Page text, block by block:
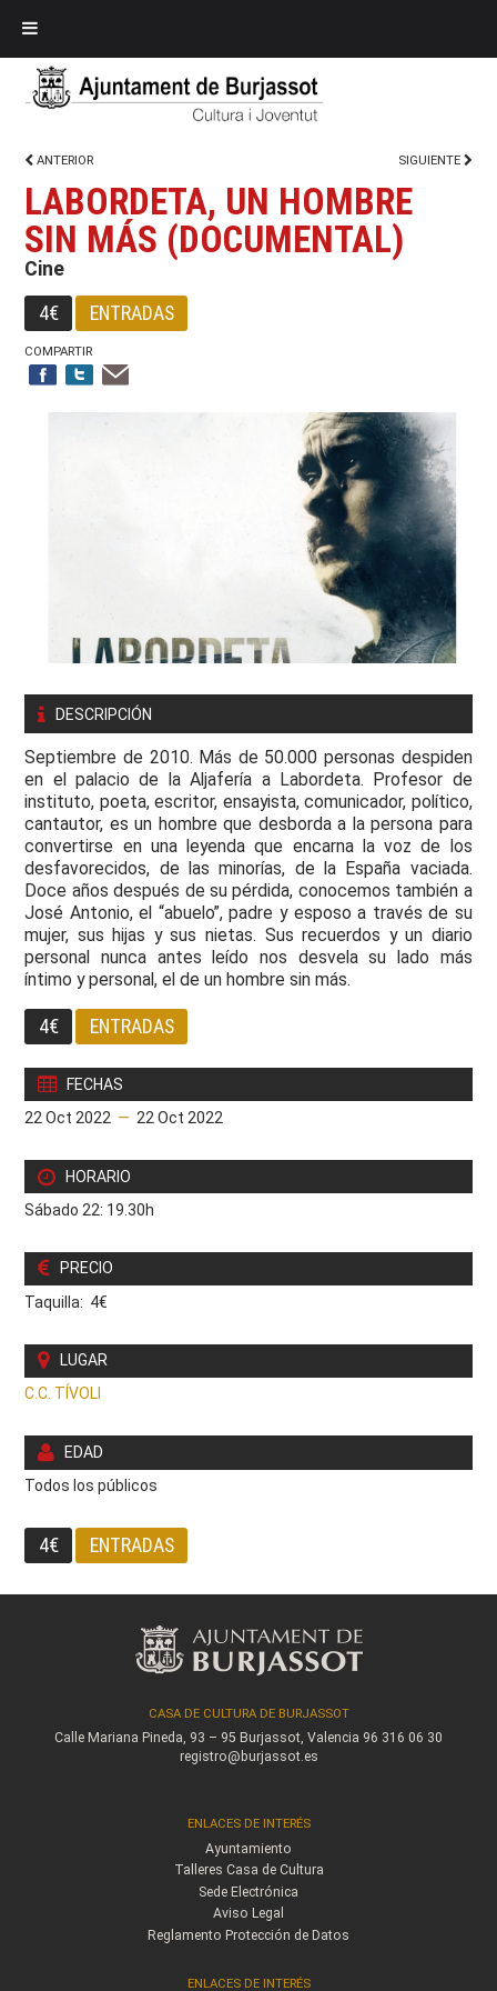
ANTERIOR SIGUIENTE
LABORDETA, UN HOMBRE
SIN MÁS (DOCUMENTAL)
Cine
4€ ENTRADAS
COMPARTIR
DESCRIPCIÓN
Septiembre de 2010. Más de 50.000 personas despiden
en el palacio de la Aljafería a Labordeta. Profesor de
instituto, poeta, escritor, ensayista, comunicador, político,
cantautor, es un hombre que desborda a la persona para
convertirse en una leyenda que encarna la voz de los
desfavorecidos, de las minorías, de la España vaciada.
Doce años después de su pérdida, conocemos también a
José Antonio, el “abuelo”, padre y esposo a través de su
mujer, sus hijas y sus nietas. Sus recuerdos y un diario
personal nunca antes leído nos desvela su lado más
íntimo y personal, el de un hombre sin más.
4€ ENTRADAS
FECHAS
22 Oct 2022 — 22 Oct 2022
HORARIO
Sábado 22: 19.30h
PRECIO
Taquilla: 4€
LUGAR
C.C. TÍVOLI
EDAD
Todos los públicos
4€ ENTRADAS
CASA DE CULTURA DE BURJASSOT
Calle Mariana Pineda, 93 – 95 Burjassot, Valencia 96 316 06 30
registro@burjassot.es
ENLACES DE INTERÉS
Ayuntamiento
Talleres Casa de Cultura
Sede Electrónica
Aviso Legal
Reglamento Protección de Datos
ENLACES DE INTERÉS